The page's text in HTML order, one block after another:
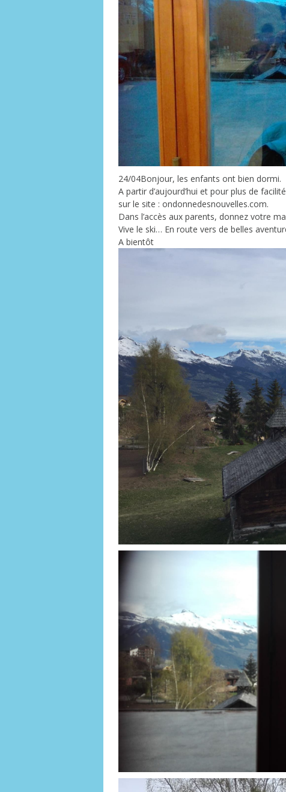
24/04Bonjour, les enfants ont bien dormi.
A partir d’aujourd’hui et pour plus de
sur le site : ondonnedesnouvelles.com.
Dans l’accès aux parents, donnez votre
Vive le ski… En route vers de belles
A bientôt